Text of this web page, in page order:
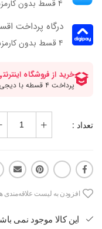
۴ قسط بدون کارمزد، ماهانه ۷۲۵٬۰۰۰ تومان
درگاه پرداخت
۴ قسط بدون کارمزد، ماهانه 725,000 تومان
تعداد :
افزودن به لیست علاقه‌مندی
این کالا موجود نمی